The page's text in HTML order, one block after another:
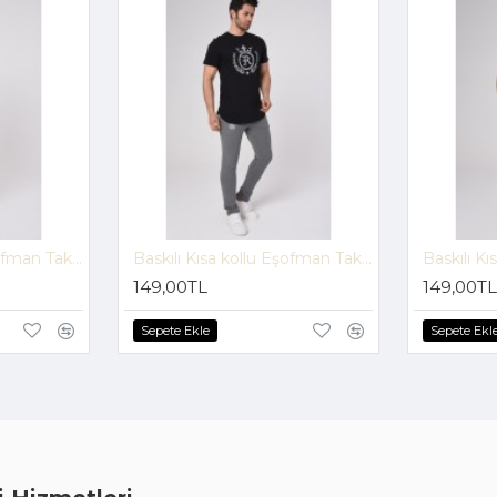
Baskılı Kısa kollu Eşofman Takım (Beyaz-Siyah) -1697 Baskılı Kısa kollu Eşofman Takım (Lacivert-Gri) -1697
149,00TL
Sepete Ekle
149,00TL
Sepete